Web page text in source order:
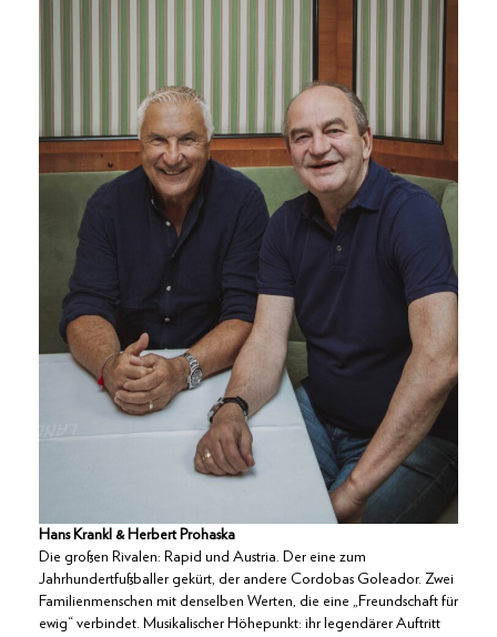
Hans Krankl & Herbert Prohaska
Die großen Rivalen: Rapid und Austria. Der eine zum
Jahrhundertfußballer gekürt, der andere Cordobas Goleador. Zwei
Familienmenschen mit denselben Werten, die eine „Freundschaft für
ewig“ verbindet. Musikalischer Höhepunkt: ihr legendärer Auftritt